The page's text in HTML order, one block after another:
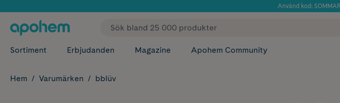
Använd kod:
✓ Fri frakt
Sortiment Erbjudanden Magazine Apohem Community
Hem Varumärken bblüv